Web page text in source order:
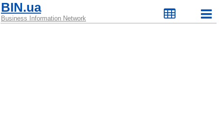
BIN.ua
Business Information Network